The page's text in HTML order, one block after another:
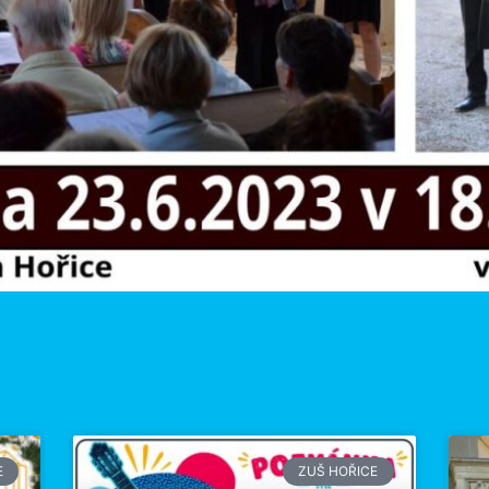
ZUŠ HOŘICE